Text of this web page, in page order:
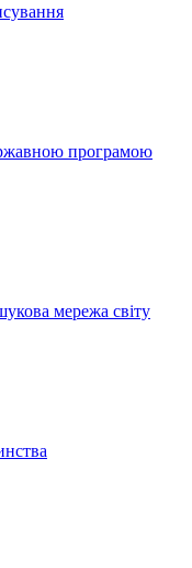
програмою
мережа світу